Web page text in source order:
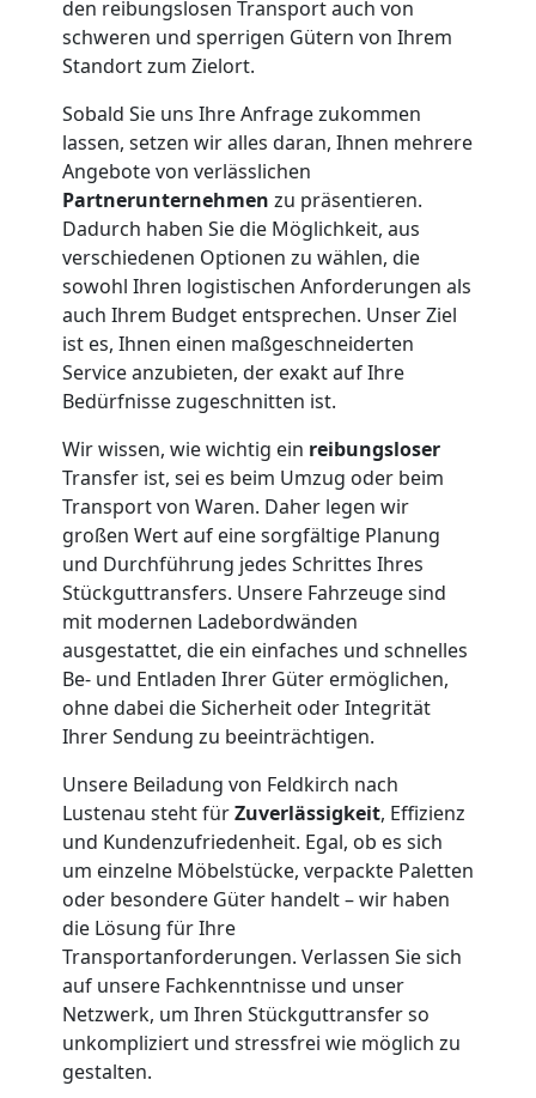
den reibungslosen Transport auch von
schweren und sperrigen Gütern von Ihrem
Standort zum Zielort.
Sobald Sie uns Ihre Anfrage zukommen
lassen, setzen wir alles daran, Ihnen mehrere
Angebote von verlässlichen
Partnerunternehmen zu präsentieren.
Dadurch haben Sie die Möglichkeit, aus
verschiedenen Optionen zu wählen, die
sowohl Ihren logistischen Anforderungen als
auch Ihrem Budget entsprechen. Unser Ziel
ist es, Ihnen einen maßgeschneiderten
Service anzubieten, der exakt auf Ihre
Bedürfnisse zugeschnitten ist.
Wir wissen, wie wichtig ein reibungsloser
Transfer ist, sei es beim Umzug oder beim
Transport von Waren. Daher legen wir
großen Wert auf eine sorgfältige Planung
und Durchführung jedes Schrittes Ihres
Stückguttransfers. Unsere Fahrzeuge sind
mit modernen Ladebordwänden
ausgestattet, die ein einfaches und schnelles
Be- und Entladen Ihrer Güter ermöglichen,
ohne dabei die Sicherheit oder Integrität
Ihrer Sendung zu beeinträchtigen.
Unsere Beiladung von Feldkirch nach
Lustenau steht fürZuverlässigkeit, Effizienz
und Kundenzufriedenheit. Egal, ob es sich
um einzelne Möbelstücke, verpackte Paletten
oder besondere Güter handelt – wir haben
die Lösung für Ihre
Transportanforderungen. Verlassen Sie sich
auf unsere Fachkenntnisse und unser
Netzwerk, um Ihren Stückguttransfer so
unkompliziert und stressfrei wie möglich zu
gestalten.
Feldkirch
Umzug
und
Lagerung
Feldkirch
Full-
Service-
Umzug
Feldkirch
Qualitäts-
Umzüge
Feldkirch
Vereinsumzug
Feldkirch
Anfrage